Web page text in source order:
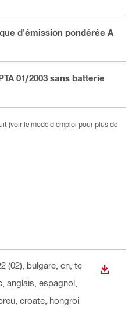
d'émission pondérée A
01/2003 sans batterie
(voir le mode d'emploi pour plus de
(02) , bulgare, cn, tc
anglais, espagnol,
croate, hongroi